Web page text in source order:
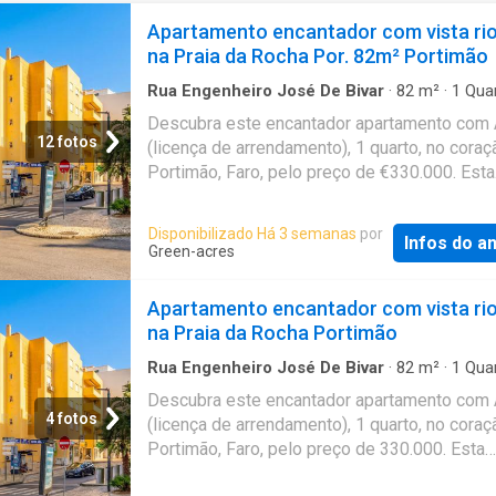
12 fotos
Apartamento encantador com vista rio
na Praia da Rocha Por. 82m² Portimão
Rua Engenheiro José De Bivar · 82 m² · 1
Condicionado· Garagem·Banheira·Área verde
Descubra este encantador apartamento com
(licença de arrendamento), 1 quarto, no
Portimão, Faro, pelo preço de €330.000. Esta
perfeita de conforto e estilo, com ar
uma acolhedora lareira e uma deslumbrante
panorâmica para o rio e as montanhas.
metros da praia e da sempre vibrante avenida
beira-mar. O apartamento possui uma
bem pensada, com uma agradável sala de
vista para o porto e as montanhas, uma
espaçosa (totalmente elétrica) equipada com
as comodidades, e uma casa de banho ampla
banheira. Saia para a sua varanda privada para
Disponibilizado Há 3 semanas por
Green-acres
Infos do
4 fotos
Apartamento encantador com vista rio
na Praia da Rocha Portimão
Rua Engenheiro José De Bivar · 82 m² · 1
Ar Condicionado·Garagem ·Banheira·Área
Descubra este encantador apartamento com
(licença de arrendamento), 1 quarto, no
Portimão, Faro, pelo preço de 330.000. Esta